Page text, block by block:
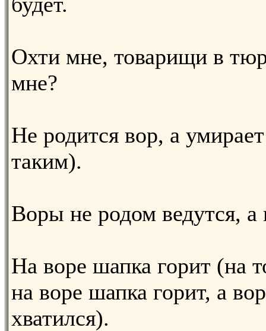
Охти мне, товарищи в
мне?
Не родится вор, а
таким).
Воры не родом ведутся, а
На воре шапка горит (на
на воре шапка горит, а
хватился).